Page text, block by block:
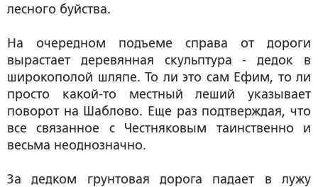
лесного буйства.
На очередном подъеме справа от дороги
вырастает деревянная скульптура - дедок в
широкополой шляпе. То ли это сам Ефим, то ли
просто какой-то местный леший указывает
поворот на Шаблово. Еще раз подтверждая, что
все связанное с Честняковым таинственно и
весьма неоднозначно.
За дедком грунтовая дорога падает в лужу